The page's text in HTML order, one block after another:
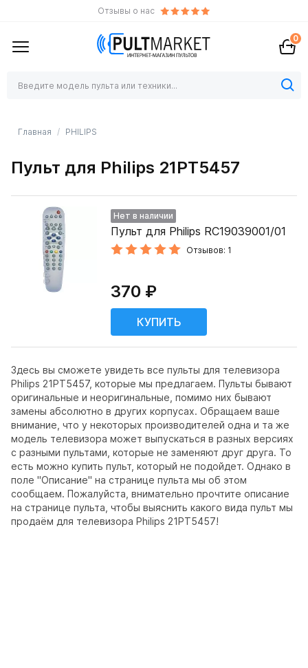
Отзывы о нас
0
Главная PHILIPS
Пульт для Philips 21PT5457
Здесь вы сможете увидеть все пульты для телевизора
Philips 21PT5457, которые мы предлагаем. Пульты бывают
оригинальные и неоригинальные, помимо них бывают
замены абсолютно в других корпусах. Обращаем ваше
внимание, что у некоторых производителей одна и та же
модель телевизора может выпускаться в разных версиях
с разными пультами, которые не заменяют друг друга. То
есть можно купить пульт, который не подойдет. Однако в
поле "Описание" на странице пульта мы об этом
сообщаем. Пожалуйста, внимательно прочтите описание
на странице пульта, чтобы выяснить какого вида пульт мы
продаём для телевизора Philips 21PT5457!
Нет в наличии
Пульт для Philips RC19039001/01
Отзывов: 1
370 ₽